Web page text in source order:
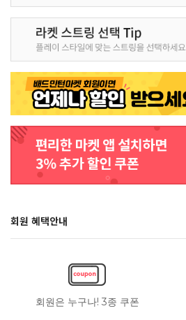
회원 혜택안내
회원은 누구나! 3종 쿠폰